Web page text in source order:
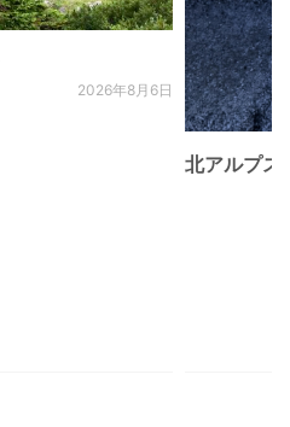
2026年8月6日
北アルプ